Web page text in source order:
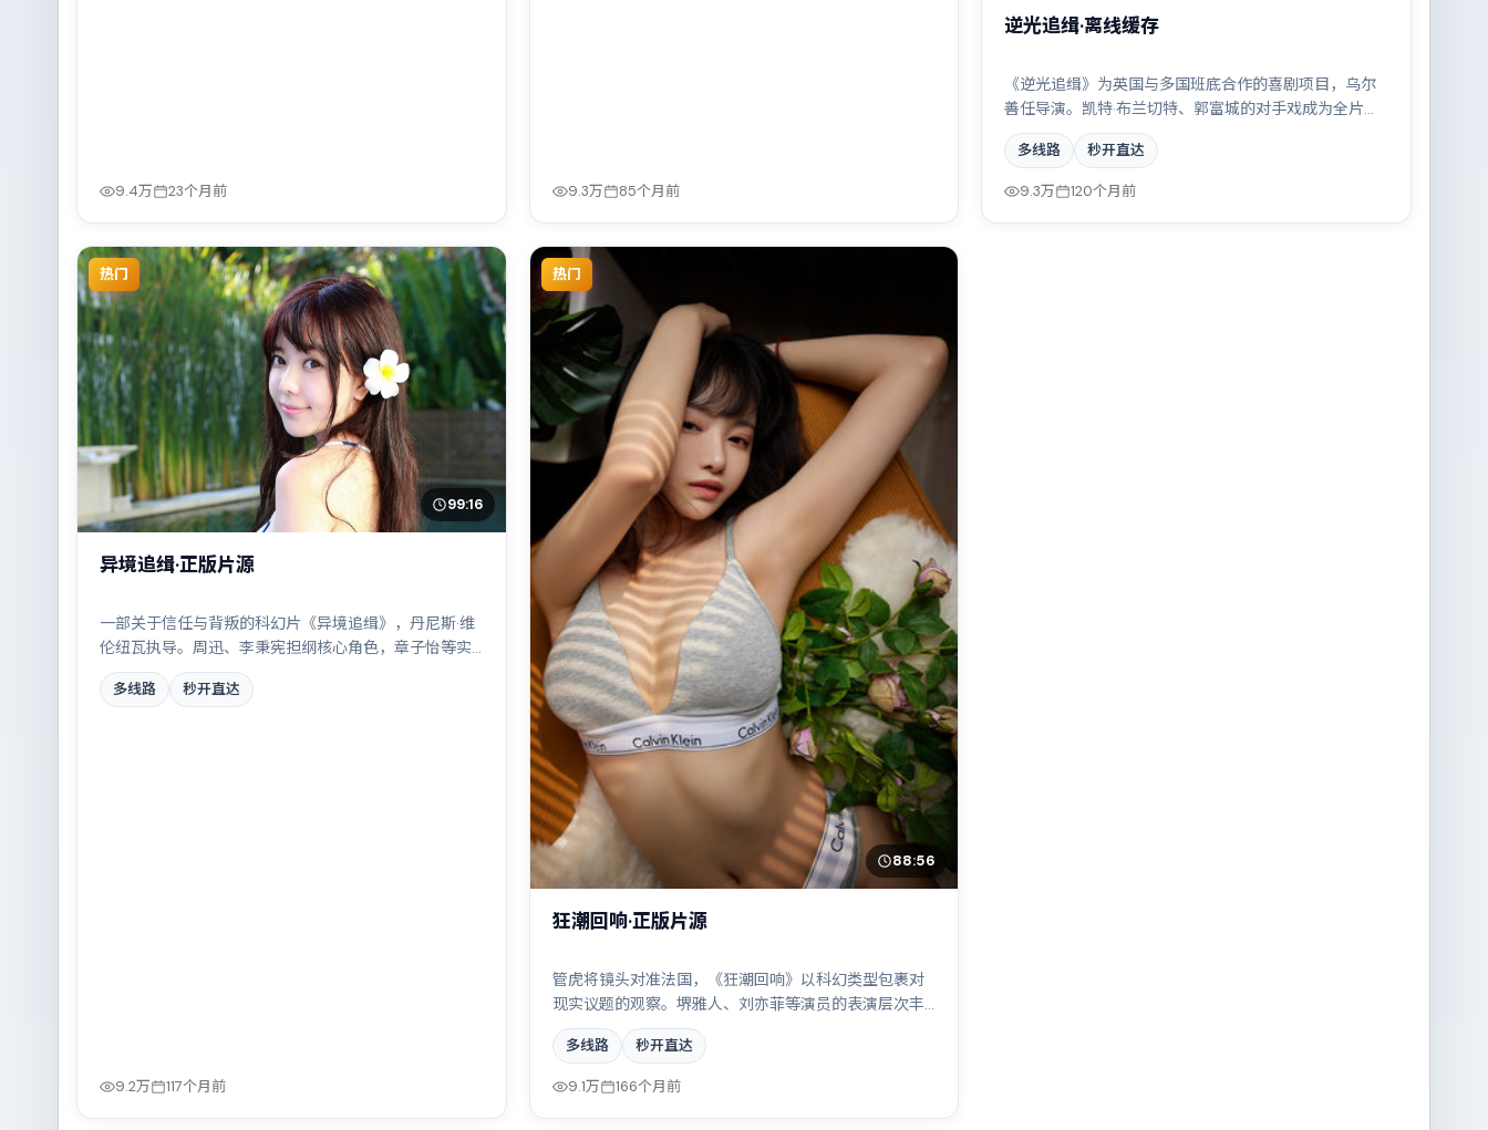
9.4万 23个月前 9.3万 85个月前
逆光追缉·离线缓存
《逆光追缉》为英国与多国班底合作的喜剧项目，乌尔
善任导演。凯特·布兰切特、郭富城的对手戏成为全片高
光，两条时间线交错推进，真相直至最后一刻揭晓。配
乐与摄影风格统一，具备院线质感。
多线路 秒开直达
9.3万 120个月前
热门
99:16
异境追缉·正版片源
一部关于信任与背叛的科幻片《异境追缉》，丹尼斯·维
伦纽瓦执导。周迅、李秉宪担纲核心角色，章子怡等实
力加盟，取景与班底多来自印度。小人物在时代洪流中
的抉择令人唏嘘。结尾留白耐人寻味。
多线路 秒开直达
9.2万 117个月前
热门
88:56
狂潮回响·正版片源
管虎将镜头对准法国，《狂潮回响》以科幻类型包裹对
现实议题的观察。堺雅人、刘亦菲等演员的表演层次丰
富，两条时间线交错推进，真相直至最后一刻揭晓。全
片在类型元素与人文关怀之间取得平衡。
多线路 秒开直达
9.1万 166个月前